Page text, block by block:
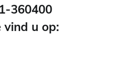
360400
vind u op: